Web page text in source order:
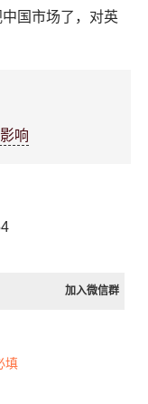
国市场了，对英
响
加入微信群
填